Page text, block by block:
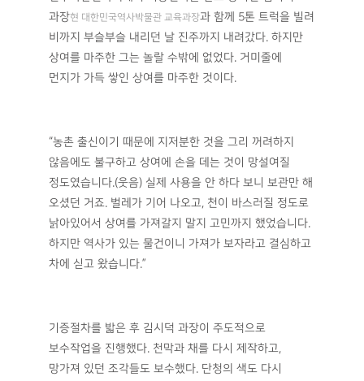
산청 전주 최씨 고령댁 상여, 진주화단친목회 기증 _
“이 상여는 4층 누각의 기와집 형태로 독특한 모양을
하고 있습니다. 긴 멜대 위에 4층 기와집 형태의 몸체가
조성되고, 맨 위에 햇빛을 가리기 위한 넓은 천이
쳐있습니다. 1, 2층 아래 부분에는 난간을 두르고 그 위에
인물조각상을 세웠는데, 망자가 외롭지 않게 저승길을
함께 가는 사람들과 저승길을 인도하는 신선으로 알려진
인간의 탄생에서 죽음까지를 보는 듯 서글퍼집니다.”